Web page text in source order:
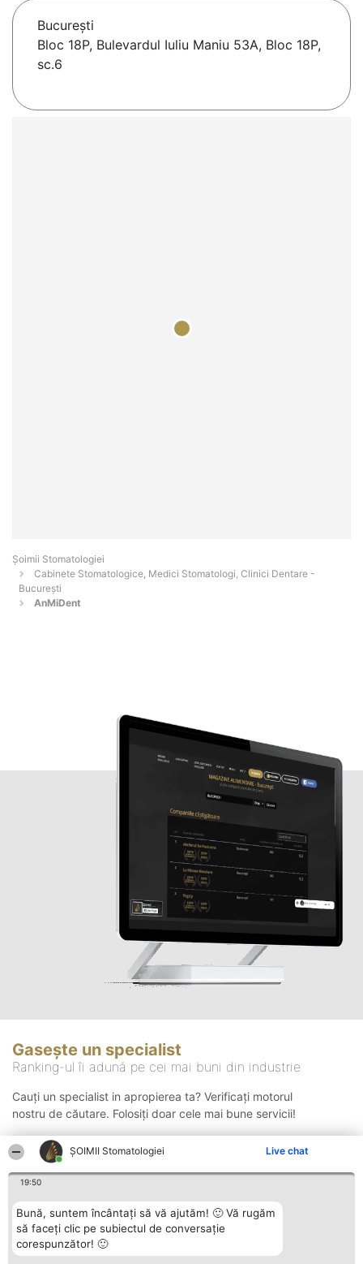
ȘOIMII Stomatologiei Live chat
19:50
Bună, suntem încântați să vă ajutăm! 🙂 Vă rugăm
să faceți clic pe subiectul de conversație
corespunzător! 🙂
Bucureşti
Bloc 18P, Bulevardul Iuliu Maniu 53A, Bloc 18P,
sc.6
Șoimii Stomatologiei
Cabinete Stomatologice, Medici Stomatologi, Clinici Dentare -
Bucureşti
AnMiDent
Gasește un specialist
Ranking-ul îi adună pe cei mai buni din industrie
Cauți un specialist in apropierea ta? Verificați motorul
nostru de căutare. Folosiți doar cele mai bune servicii!